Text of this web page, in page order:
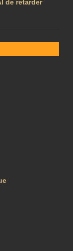
de retarder